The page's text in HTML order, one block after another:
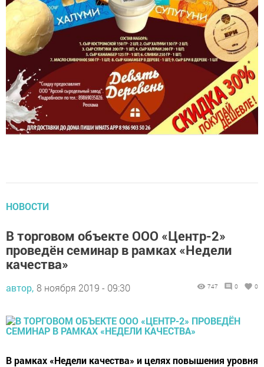
В торговом объекте ООО «Центр-2»
проведён семинар в рамках «Недели
качества»